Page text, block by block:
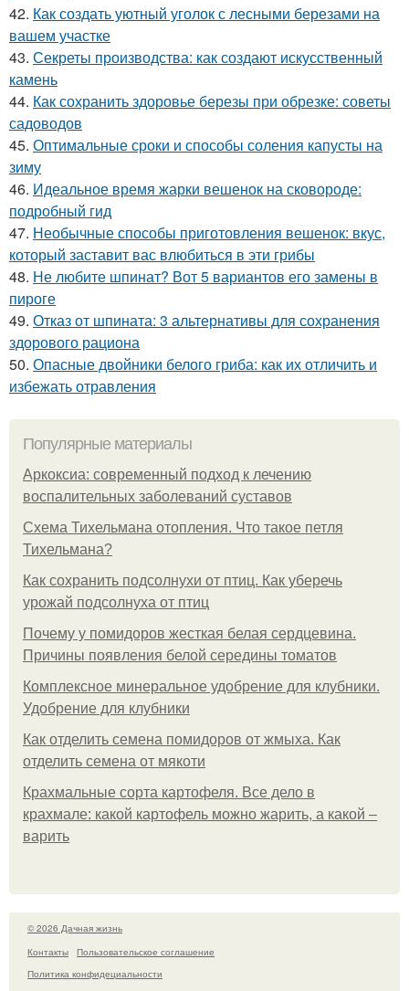
42. Как создать уютный уголок с лесными березами на
вашем участке
43. Секреты производства: как создают искусственный
камень
44. Как сохранить здоровье березы при обрезке: советы
садоводов
45. Оптимальные сроки и способы соления капусты на
зиму
46. Идеальное время жарки вешенок на сковороде:
подробный гид
47. Необычные способы приготовления вешенок: вкус,
который заставит вас влюбиться в эти грибы
48. Не любите шпинат? Вот 5 вариантов его замены в
пироге
49. Отказ от шпината: 3 альтернативы для сохранения
здорового рациона
50. Опасные двойники белого гриба: как их отличить и
избежать отравления
Популярные материалы
Аркоксиа: современный подход к лечению
воспалительных заболеваний суставов
Схема Тихельмана отопления. Что такое петля
Тихельмана?
Как сохранить подсолнухи от птиц. Как уберечь
урожай подсолнуха от птиц
Почему у помидоров жесткая белая сердцевина.
Причины появления белой середины томатов
Комплексное минеральное удобрение для клубники.
Удобрение для клубники
Как отделить семена помидоров от жмыха. Как
отделить семена от мякоти
Крахмальные сорта картофеля. Все дело в
крахмале: какой картофель можно жарить, а какой –
варить
© 2026 Дачная жизнь
Контакты
Пользовательское соглашение
Политика конфидециальности